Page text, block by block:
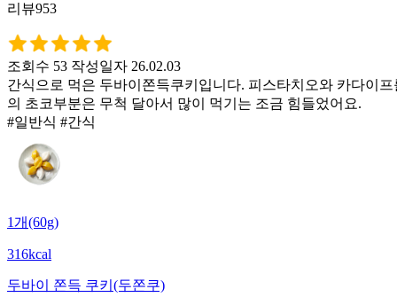
리뷰953
조회수 53 작성일자 26.02.03
간식으로 먹은 두바이쫀득쿠키입니다. 피스타치오와 카다이
의 초코부분은 무척 달아서 많이 먹기는 조금 힘들었어요.
#일반식 #간식
1개(60g)
316kcal
두바이 쫀득 쿠키(두쫀쿠)